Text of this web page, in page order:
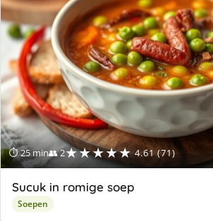
⏱ 25 min👥 2★★★★★ 4.61 (71)
Sucuk in romige soep
Soepen